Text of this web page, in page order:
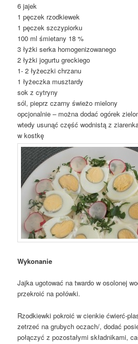
6 jajek
1 pęczek rzodkiewek
1 pęczek szczypiorku
100 ml śmietany 18 %
3 łyżki serka homogenizowanego
2 łyżki jogurtu greckiego
1- 2 łyżeczki chrzanu
1 łyżeczka musztardy
sok z cytryny
sól, pieprz czarny świeżo mielony
opcjonalnie – można dodać ogórek
wtedy usunąć część wodnistą z
w kostkę
Wykonanie
Jajka ugotować na twardo w osolonej
przekroić na połówki.
Rzodkiewki pokroić w cienkie ćwierć-
zetrzeć na grubych oczach/, dodać
połączyć z pozostałymi składnikami,